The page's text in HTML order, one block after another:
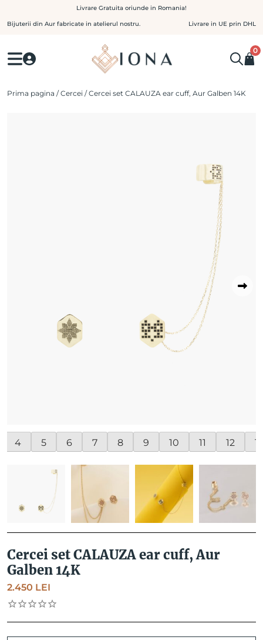
to
Livrare Gratuita oriunde in Romania!
Bijuterii din Aur fabricate in atelierul nostru. Livrare in UE prin DHL
0
Prima pagina /Cercei / Cercei set CALAUZA ear cuff, Aur Galben 14K
4 5 6 7 8 9 10 11 12 13
Cercei set CALAUZA ear cuff, Aur
Galben 14K
2.450 LEI